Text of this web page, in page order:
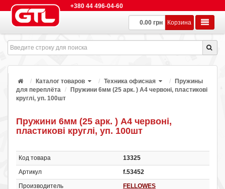
+380 44 496-04-60
0.00 грн Корзина
Каталог товаров Техника офисная
Пружины
для переплёта
Пружини 6мм (25 арк. ) A4 червоні, пластикові
круглі, уп. 100шт
Пружини 6мм (25 арк. ) A4 червоні,
пластикові круглі, уп. 100шт
Код товара
13325
Артикул
f.53452
Производитель
FELLOWES